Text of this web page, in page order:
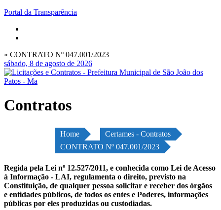
Portal da Transparência
» CONTRATO Nº 047.001/2023
sábado, 8 de agosto de 2026
Contratos
Home
Certames - Contratos
CONTRATO Nº 047.001/2023
Regida pela Lei nº 12.527/2011, e conhecida como Lei de Acesso
à Informação - LAI, regulamenta o direito, previsto na
Constituição, de qualquer pessoa solicitar e receber dos órgãos
e entidades públicos, de todos os entes e Poderes, informações
públicas por eles produzidas ou custodiadas.